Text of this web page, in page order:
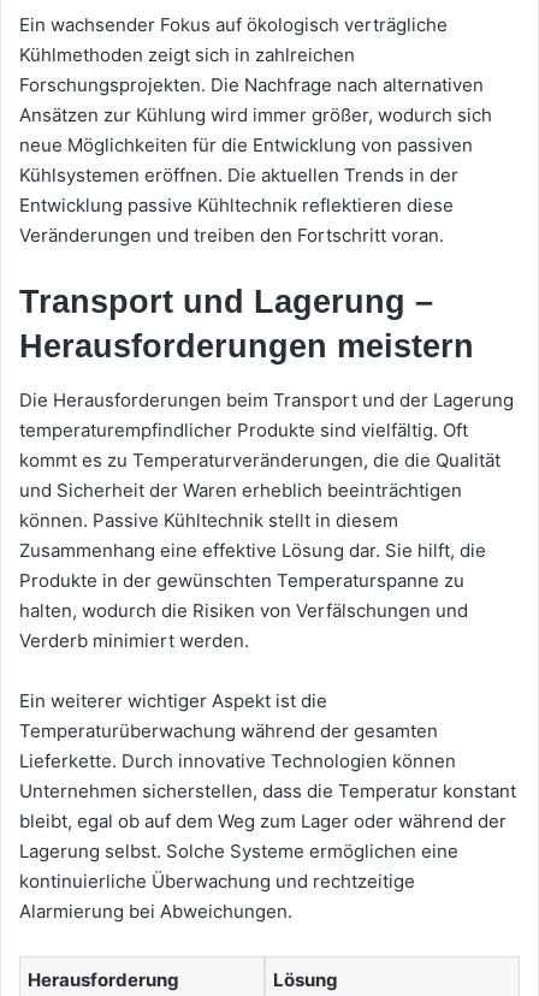
Ein wachsender Fokus auf ökologisch verträgliche
Kühlmethoden zeigt sich in zahlreichen
Forschungsprojekten. Die Nachfrage nach alternativen
Ansätzen zur Kühlung wird immer größer, wodurch sich
neue Möglichkeiten für die Entwicklung von passiven
Kühlsystemen eröffnen. Die aktuellen Trends in der
Entwicklung passive Kühltechnik reflektieren diese
Veränderungen und treiben den Fortschritt voran.
Transport und Lagerung –
Herausforderungen meistern
Die Herausforderungen beim Transport und der Lagerung
temperaturempfindlicher Produkte sind vielfältig. Oft
kommt es zu Temperaturveränderungen, die die Qualität
und Sicherheit der Waren erheblich beeinträchtigen
können. Passive Kühltechnik stellt in diesem
Zusammenhang eine effektive Lösung dar. Sie hilft, die
Produkte in der gewünschten Temperaturspanne zu
halten, wodurch die Risiken von Verfälschungen und
Verderb minimiert werden.
Ein weiterer wichtiger Aspekt ist die
Temperaturüberwachung während der gesamten
Lieferkette. Durch innovative Technologien können
Unternehmen sicherstellen, dass die Temperatur konstant
bleibt, egal ob auf dem Weg zum Lager oder während der
Lagerung selbst. Solche Systeme ermöglichen eine
kontinuierliche Überwachung und rechtzeitige
Alarmierung bei Abweichungen.
Herausforderung Lösung